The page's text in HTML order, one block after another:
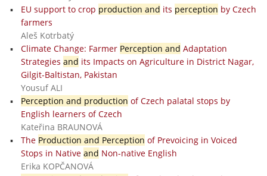
EU support to crop production and its perception by Czech
farmers
Aleš Kotrbatý
Climate Change: Farmer Perception and Adaptation
Strategies and its Impacts on Agriculture in District Nagar,
Gilgit-Baltistan, Pakistan
Yousuf ALI
Perception and production of Czech palatal stops by
English learners of Czech
Kateřina BRAUNOVÁ
The Production and Perception of Prevoicing in Voiced
Stops in Native and Non-native English
Erika KOPČANOVÁ